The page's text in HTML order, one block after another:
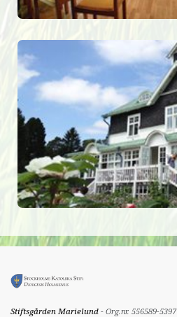
Stiftsgården Marielund - Org.nr. 556589-5397